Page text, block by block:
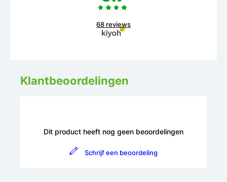
68 reviews
Klantbeoordelingen
Dit product heeft nog geen beoordelingen
Schrijf een beoordeling